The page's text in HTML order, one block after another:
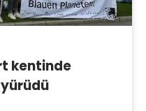
kentinde